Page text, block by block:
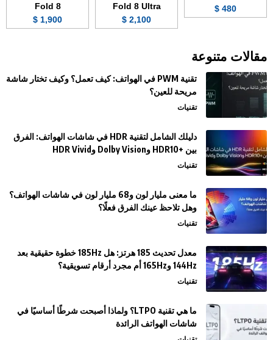
480 $
Fold 8 Ultra
2,100 $
Fold 8
1,900 $
مقالات متنوعة
تقنية PWM في الهواتف: كيف تعمل؟ وكيف تختار شاشة
مريحة للعين؟
تقنيات
دليلك الشامل لتقنية HDR في شاشات الهواتف: الفرق
بين +HDR10 وDolby Vision وHDR Vivid
تقنيات
ما معنى مليار لون و68 مليار لون في شاشات الهواتف؟
وهل تلاحظ عينك الفرق فعلًا؟
تقنيات
معدل تحديث 185 هرتز: هل 185Hz خطوة حقيقية بعد
144Hz و165Hz أم مجرد أرقام تسويقية؟
تقنيات
ما هي تقنية LTPO؟ ولماذا أصبحت شرطًا أساسيًا في
شاشات الهواتف الرائدة